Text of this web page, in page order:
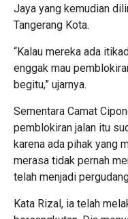
Jaya yang kemudian
Tangerang Kota.
“Kalau mereka ada
enggak mau
begitu,” ujarnya.
Sementara Camat
pemblokiran jalan itu
karena ada pihak yang
merasa tidak pernah
telah menjadi
Kata Rizal, ia telah